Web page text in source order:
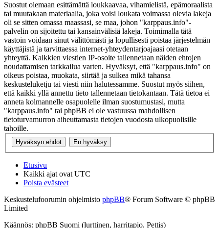
Suostut olemaan esittämättä loukkaavaa, vihamielistä, epämoraalista
tai muutakaan materiaalia, joka voisi loukata voimassa olevia lakeja
oli se sitten omassa maassasi, se maa, johon "karppaus.info"-
palvelin on sijoitettu tai kansainvälisiä lakeja. Toimimalla tätä
vastoin voidaan sinut välittömästi ja lopullisesti poistaa järjestelmän
käyttäjistä ja tarvittaessa internet-yhteydentarjoajaasi otetaan
yhteyttä. Kaikkien viestien IP-osoite tallennetaan näiden ehtojen
noudattamisen tarkkailua varten. Hyväksyt, että "karppaus.info" on
oikeus poistaa, muokata, siirtää ja sulkea mikä tahansa
keskusteluketju tai viesti niin halutessamme. Suostut myös siihen,
että kaikki yllä annettu tieto tallennetaan tietokantaan. Tätä tietoa ei
anneta kolmannelle osapuolelle ilman suostumustasi, mutta
"karppaus.info" tai phpBB ei ole vastuussa mahdollisen
tietoturvamurron aiheuttamasta tietojen vuodosta ulkopuolisille
tahoille.
Etusivu
Kaikki ajat ovat UTC
Poista evästeet
Keskustelufoorumin ohjelmisto phpBB® Forum Software © phpBB
Limited
Käännös: phpBB Suomi (lurttinen, harritapio, Pettis)